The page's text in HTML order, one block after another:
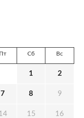
Пт Сб Вс
1 2
7 8 9
15 16